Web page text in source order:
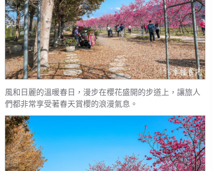
風和日麗的溫暖春日，漫步在櫻花盛開的步道上，讓旅人
們都非常享受著春天賞櫻的浪漫氣息。